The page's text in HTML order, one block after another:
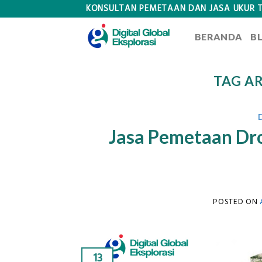
KONSULTAN PEMETAAN DAN JASA UKUR
BERANDA
TAG
Jasa Pemetaan
POSTED ON
13